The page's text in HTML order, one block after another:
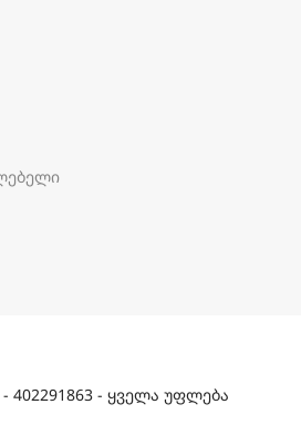
- 402291863 - ყველა უფლება